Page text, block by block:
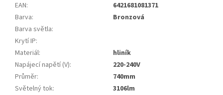
EAN:
6421681081371
Barva:
Bronzová
Barva světla:
Krytí IP:
Materiál:
hliník
Napájecí napětí (V):
220-240V
Průměr:
740mm
Světelný tok:
3106lm